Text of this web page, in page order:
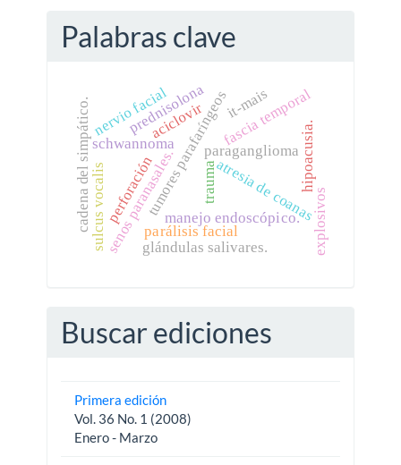
Palabras clave
schwannoma paraganglioma
tumores parafaríngeos
cadena del simpático. atresia de coanas
manejo endoscópico.
senos paranasales.
perforación trauma
explosivos
hipoacusia.
sulcus vocalis
fascia temporal
parálisis facial
prednisolona
aciclovir
glándulas salivares.
nervio facial it-mais
Buscar ediciones
Primera edición
Vol. 36 No. 1 (2008)
Enero - Marzo